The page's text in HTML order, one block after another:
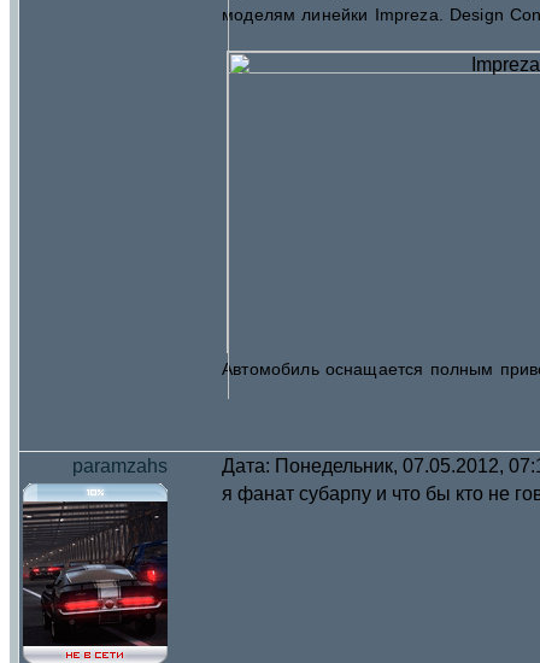
моделям линейки Impreza . Design
Автомобиль оснащается полным
paramzahs Дата: Понедельник, 07.05.2012,
я фанат субарпу и что бы кто не